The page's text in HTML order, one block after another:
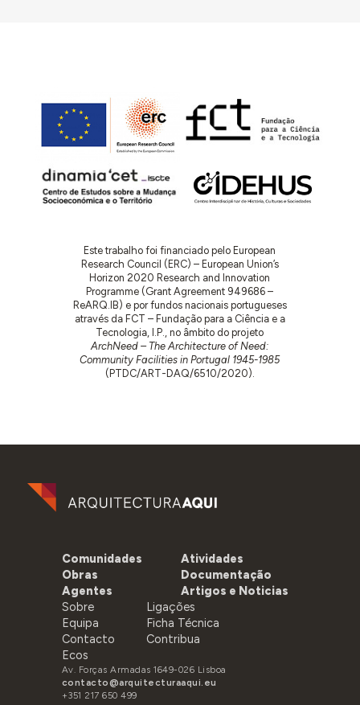
Este trabalho foi financiado pelo European
Research Council (ERC) – European Union’s
Horizon 2020 Research and Innovation
Programme (Grant Agreement 949686 –
ReARQ.IB) e por fundos nacionais portugueses
através da FCT – Fundação para a Ciência e a
Tecnologia, I.P., no âmbito do projeto
ArchNeed – The Architecture of Need:
Community Facilities in Portugal 1945-1985
(PTDC/ART-DAQ/6510/2020).
Comunidades
Obras
Agentes
Atividades
Documentação
Artigos e Noticias
Sobre
Equipa
Contacto
Ecos
Ligações
Ficha Técnica
Contribua
Av. Forças Armadas 1649-026 Lisboa
contacto@arquitecturaaqui.eu
+351 217 650 499